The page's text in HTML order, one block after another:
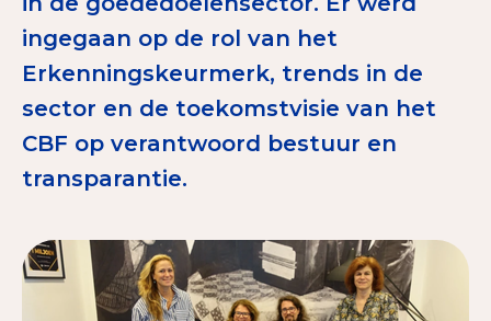
Tips bij doneren: zo geef je veilig
Data & Onderzoek
Betrouwbare data over goede doelen
CBF-publicaties
State of the Sector
Het Nederlandse Donateurspanel
ingegaan op de rol van het
Erkenningskeurmerk, trends in de
sector en de toekomstvisie van het
CBF op verantwoord bestuur en
transparantie.